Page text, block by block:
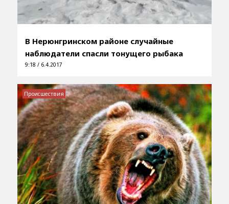
В Нерюнгринском районе случайные
наблюдатели спасли тонущего рыбака
9:18 / 6.4.2017
Происшествия